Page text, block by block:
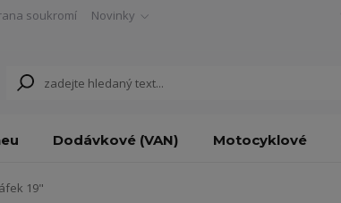
soukromí Novinky
Dodávkové (VAN) Motocyklové
19"